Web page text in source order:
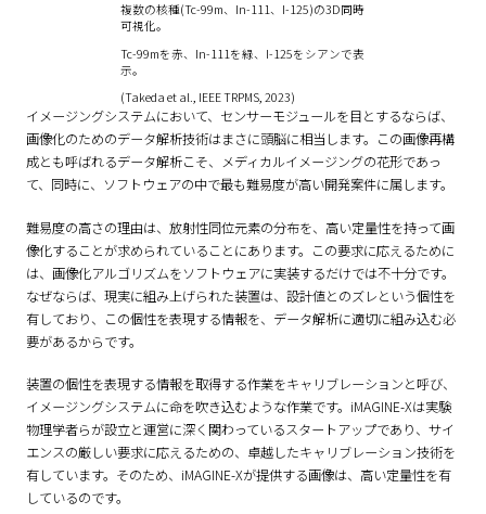
複数の核種(Tc-99m、In-111、I-125)の3D同時
可視化。
Tc-99mを赤、In-111を緑、I-125をシアンで表
示。
(Takeda et al., IEEE TRPMS, 2023)
イメージングシステムにおいて、センサーモジュールを目とするならば、
画像化のためのデータ解析技術はまさに頭脳に相当します。この画像再構
成とも呼ばれるデータ解析こそ、メディカルイメージングの花形であっ
て、同時に、ソフトウェアの中で最も難易度が高い開発案件に属します。
難易度の高さの理由は、放射性同位元素の分布を、高い定量性を持って画
像化することが求められていることにあります。この要求に応えるために
は、画像化アルゴリズムをソフトウェアに実装するだけでは不十分です。
なぜならば、現実に組み上げられた装置は、設計値とのズレという個性を
有しており、この個性を表現する情報を、データ解析に適切に組み込む必
要があるからです。
装置の個性を表現する情報を取得する作業をキャリブレーションと呼び、
イメージングシステムに命を吹き込むような作業です。iMAGINE-Xは実験
物理学者らが設立と運営に深く関わっているスタートアップであり、サイ
エンスの厳しい要求に応えるための、卓越したキャリブレーション技術を
有しています。そのため、iMAGINE-Xが提供する画像は、高い定量性を有
しているのです。